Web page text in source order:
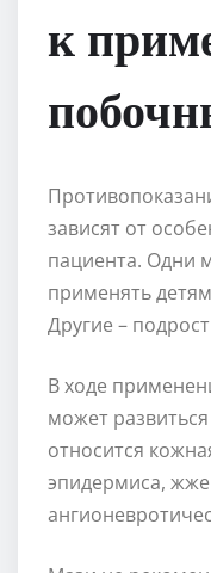
к
зависят от
пациента. Одни
применять
Другие –
В ходе
может
относится
эпидермиса,